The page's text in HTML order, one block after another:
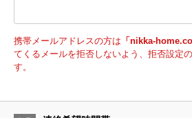
携帯メールアドレスの方は 「nikka-
てくるメールを拒否しないよう、拒否設定
す。